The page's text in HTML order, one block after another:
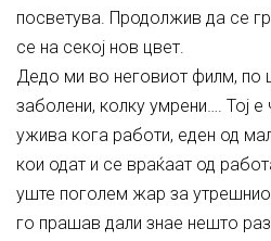
посветува. Продолжив да се
се на секој нов цвет.
Дедо ми во неговиот филм, по
заболени, колку умрени…. Тој е
ужива кога работи, еден од
кои одат и се враќаат од
уште поголем жар за
го прашав дали знае нешто